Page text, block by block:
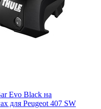
Evo Black на
для Peugeot 407 SW